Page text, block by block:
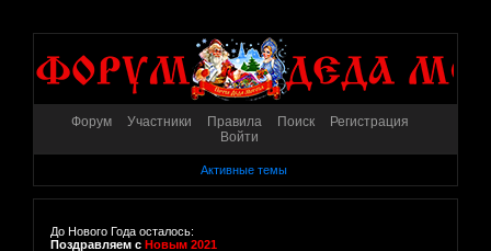
Форум Участники Правила Поиск
Регистрация
Войти
Активные темы
До Нового Года осталось:
Поздравляем с Новым 2021